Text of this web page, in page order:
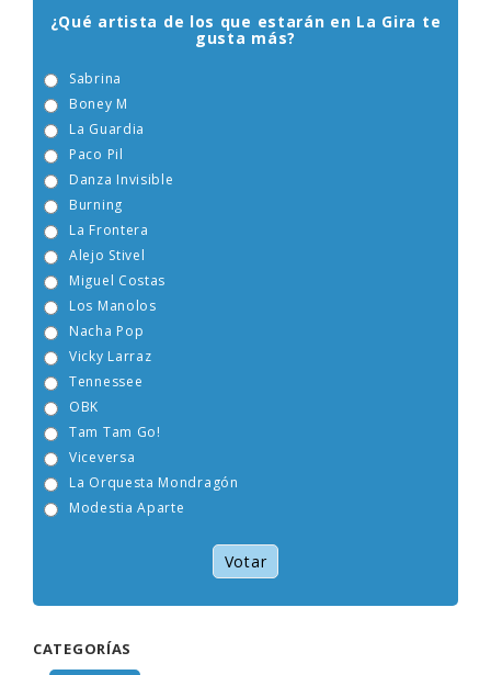
¿Qué artista de los que estarán en La Gira te
gusta más?
Sabrina
Boney M
La Guardia
Paco Pil
Danza Invisible
Burning
La Frontera
Alejo Stivel
Miguel Costas
Los Manolos
Nacha Pop
Vicky Larraz
Tennessee
OBK
Tam Tam Go!
Viceversa
La Orquesta Mondragón
Modestia Aparte
Votar
CATEGORÍAS